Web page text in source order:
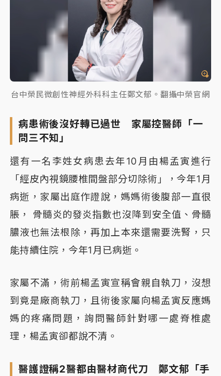
台中榮民微創性神經外科科主任鄭文郁。翻攝中榮官網
病患術後沒好轉已過世 家屬控醫師「一
問三不知」
還有一名李姓女病患去年10月由楊孟寅進行
「經皮內視鏡腰椎間盤部分切除術」，今年1月
病逝，家屬出庭作證說，媽媽術後腹部一直很
脹， 骨髓炎的發炎指數也沒降到安全值、骨髓
膿液也無法根除，再加上本來還需要洗腎，只
能持續住院，今年1月已病逝。
家屬不滿，術前楊孟寅宣稱會親自執刀，沒想
到竟是廠商執刀，且術後家屬向楊孟寅反應媽
媽的疼痛問題，詢問醫師針對哪一處脊椎處
理，楊孟寅卻都說不清。
醫護證稱2醫都由醫材商代刀 鄭文郁「手